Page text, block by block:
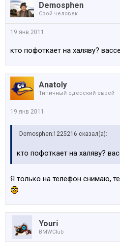
Demosphen
Свой человек
19 янв 2011
кто пофоткает на халяву?
Anatoly
Типичный одесский еврей
19 янв 2011
Demosphen;1225216 сказал(а):
кто пофоткает на халяву?
Я только на телефон снимаю,
Youri
BMWClub